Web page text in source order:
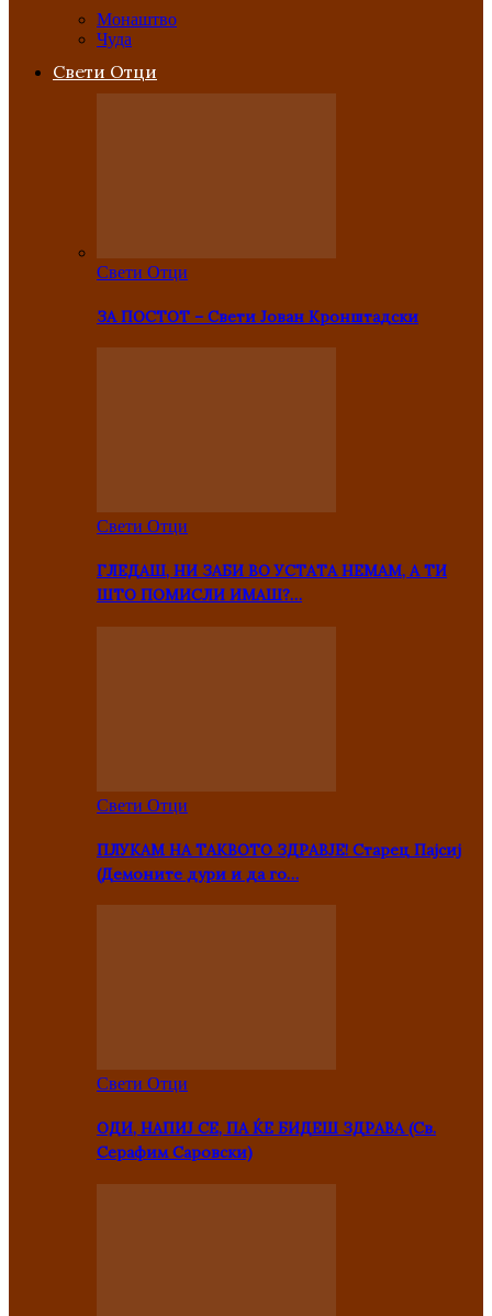
Монаштво
Чуда
Свети Отци
Свети Отци
ЗА ПОСТОТ – Свети Јован Кронштадски
Свети Отци
ГЛЕДАШ, НИ ЗАБИ ВО УСТАТА НЕМАМ, А ТИ
ШТО ПОМИСЛИ ИМАШ?…
Свети Отци
ПЛУКАМ НА ТАКВОТО ЗДРАВЈЕ! Старец Пајсиј
(Демоните дури и да го…
Свети Отци
ОДИ, НАПИЈ СЕ, ПА ЌЕ БИДЕШ ЗДРАВА (Св.
Серафим Саровски)